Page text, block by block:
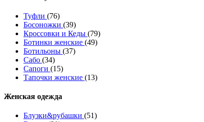
Туфли (76)
Босоножки (39)
Кроссовки и Кеды (79)
Ботинки женские (49)
Ботильоны (37)
Сабо (34)
Сапоги (15)
Тапочки женские (13)
Женская одежда
Блузки&рубашки (51)